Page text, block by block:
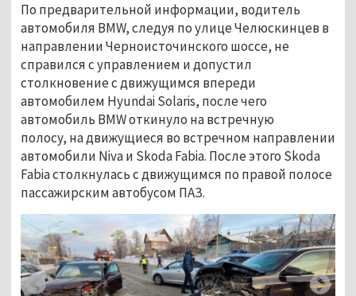
По предварительной информации, водитель
автомобиля BMW, следуя по улице Челюскинцев в
направлении Черноисточинского шоссе, не
справился с управлением и допустил
столкновение с движущимся впереди
автомобилем Hyundai Solaris, после чего
автомобиль BMW откинуло на встречную
полосу, на движущиеся во встречном направлении
автомобили Niva и Skoda Fabia. После этого Skoda
Fabia столкнулась с движущимся по правой полосе
пассажирским автобусом ПАЗ.